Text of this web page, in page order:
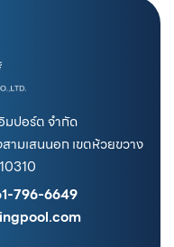
มปอร์ต จำกัด
ามเสนนอก เขตห้วยขวาง
796-6649